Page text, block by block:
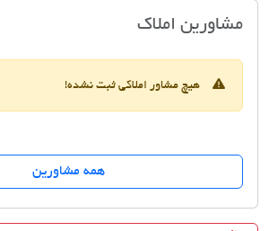
مشاورین املاکمشاورین املاک زعیم
هیچ مشاور املاکی ثبت نشده!
همه مشاورین